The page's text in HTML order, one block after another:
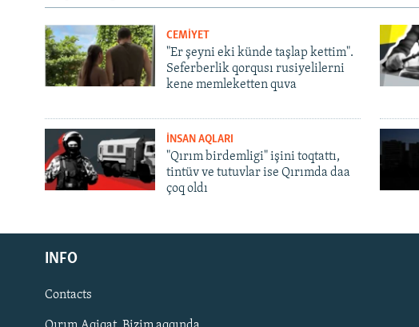
Русский
Українською
QOŞULIÑIZ!
CEMİYET
"Er şeyni eki künde taşlap kettim".
Seferberlik qorqusı rusiyelilerni
kene memleketten quva
İNSAN AQLARI
"Qırım birdemligi" işini toqtattı,
tintüv ve tutuvlar ise Qırımda daa
çoq oldı
INFO
Contacts